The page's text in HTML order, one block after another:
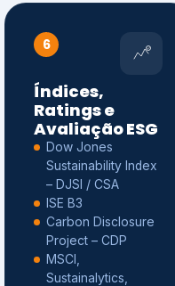
6
Índices,
Ratings e
Avaliação ESG
Dow Jones
Sustainability Index
– DJSI / CSA
ISE B3
Carbon Disclosure
Project – CDP
MSCI,
Sustainalytics,